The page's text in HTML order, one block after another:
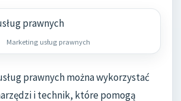
Marketing usług prawnych
prawnych można wykorzystać
i technik, które pomogą